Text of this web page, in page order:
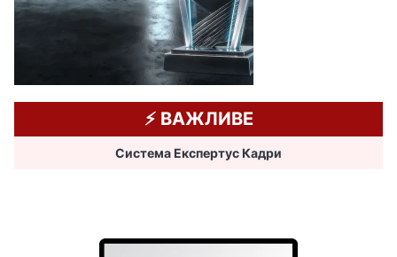
⚡️ ВАЖЛИВЕ
Система Експертус Кадри